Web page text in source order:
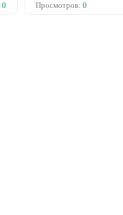
0 Просмотров: 0